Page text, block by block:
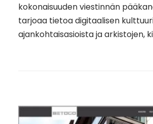
kokonaisuuden viestinnän
tarjoaa tietoa digitaalisen
ajankohtaisasioista ja arkistojen,